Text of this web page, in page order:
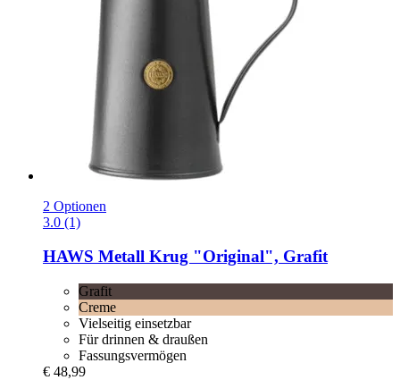
2 Optionen
3.0 (1)
HAWS Metall Krug "Original", Grafit
Grafit
Creme
Vielseitig einsetzbar
Für drinnen & draußen
Fassungsvermögen
€ 48,99